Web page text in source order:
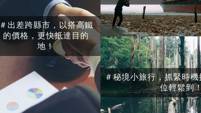
＃出差跨縣市，以搭高鐵
的價格，更快抵達目的
地！
＃秘境小旅行，抓緊時
位輕鬆到